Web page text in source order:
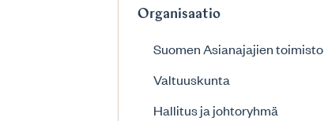
Organisaatio
Suomen Asianajajien toimisto
Valtuuskunta
Hallitus ja johtoryhmä